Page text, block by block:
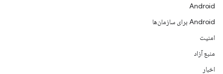
Android
Android برای سازمان‌ها
امنیت
منبع آزاد
اخبار